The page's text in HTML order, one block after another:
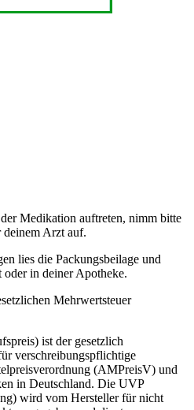
Medikation auftreten, nimm bitte
Arzt auf.
lies die Packungsbeilage und
in deiner Apotheke.
Mehrwertsteuer
ist der gesetzlich
verschreibungspflichtige
(AMPreisV) und
in Deutschland. Die UVP
wird vom Hersteller für nicht